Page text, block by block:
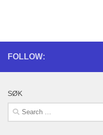
FOLLOW:
SØK
Search
for: